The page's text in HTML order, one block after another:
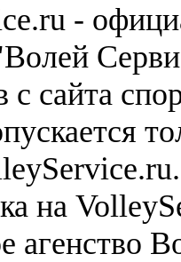
-
с сайта
на
агенство